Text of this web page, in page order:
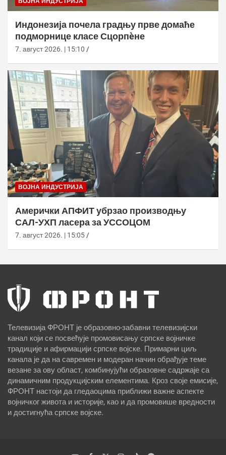
Индонезија почела градњу прве домаће
подморнице класе Сцорпèне
7. август 2026. | 15:10
ВОЈНА ИНДУСТРИЈА
Амерички АПФИТ убрзао производњу
САЛ-УХП ласера за УССОЦОМ
7. август 2026. | 15:05
Телевизија ФРОНТ је образовно-забавни телевизијски
канал који се посвећује промовисању српске војничке
традиције и афирмацији српске војске. Примарни циљ
канала је да на савремен и модеран начин обрађује теме
везане за ову област, комбинујући образовне садржаје са
динамичним продукцијским елементима. Кроз своје емисије,
ФРОНТ настоји да гледаоцима приближи важне аспекте
војничког живота и историје, као и да промовише вредности
и достигнућа српске војске.